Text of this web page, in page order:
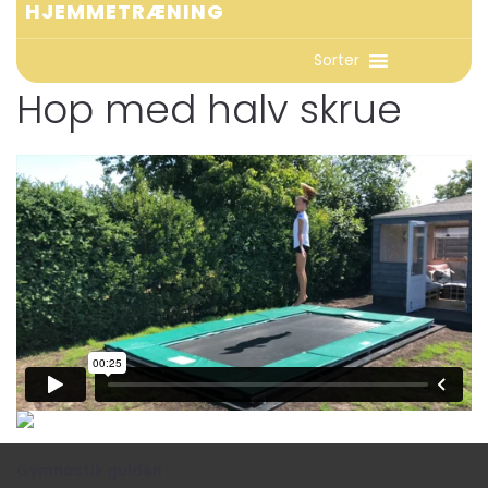
HJEMMETRÆNING
Sorter
Hop med halv skrue